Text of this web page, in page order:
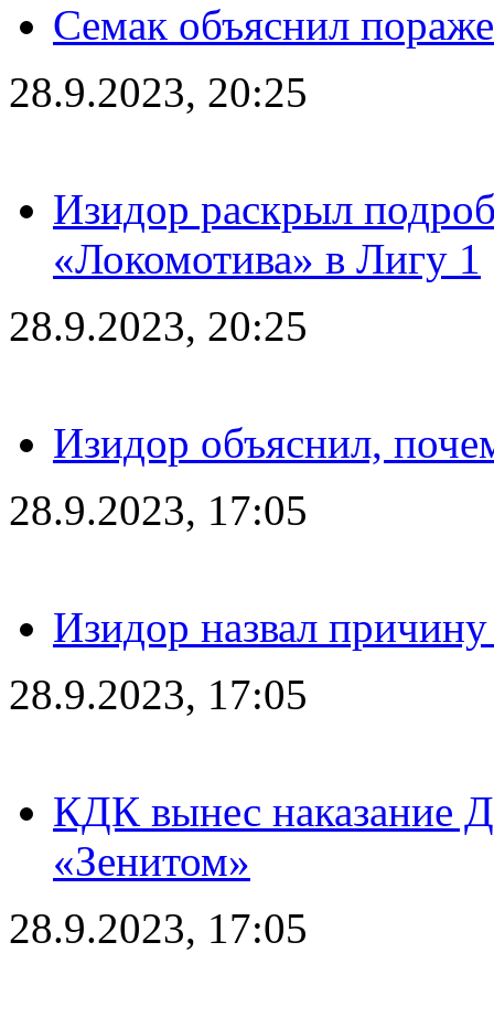
Семак объяснил
28.9.2023, 20:25
Изидор раскрыл
«Локомотива» в Лигу 1
28.9.2023, 20:25
Изидор объяснил,
28.9.2023, 17:05
Изидор назвал
28.9.2023, 17:05
КДК вынес наказание
«Зенитом»
28.9.2023, 17:05